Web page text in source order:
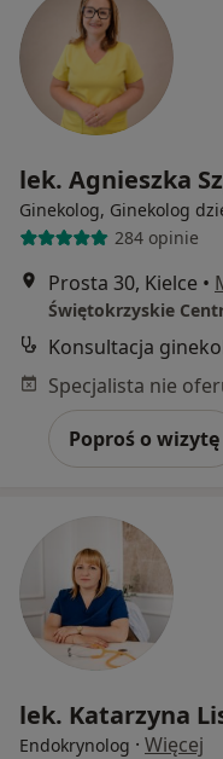
lek. Agnieszka
Ginekolog, Ginekolog
284 opinie
Prosta 30, Kielce •
Konsultacja
Poproś o wizytę
lek. Katarzyna
Endokrynolog · Więcej